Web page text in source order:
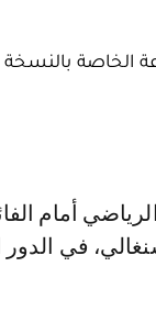
الخاصة
في الدور